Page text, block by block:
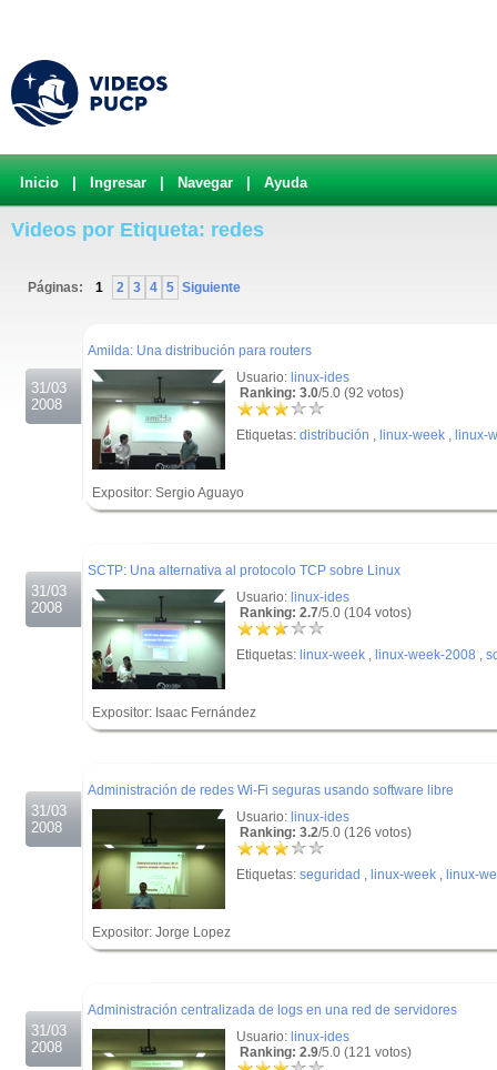
Inicio Ingresar Navegar Ayuda
Videos por Etiqueta: redes
Páginas: 1 2 3 4 5 Siguiente
31/03
2008
Amilda: Una distribución para routers
Usuario: linux-ides
Ranking: 3.0/5.0 (92 votos)
Etiquetas: distribución , linux-week , linux-
Expositor: Sergio Aguayo
31/03
2008
SCTP: Una alternativa al protocolo TCP sobre Linux
Usuario: linux-ides
Ranking: 2.7/5.0 (104 votos)
Etiquetas: linux-week , linux-week-2008 ,
Expositor: Isaac Fernández
31/03
2008
Administración de redes Wi-Fi seguras usando software libre
Usuario: linux-ides
Ranking: 3.2/5.0 (126 votos)
Etiquetas: seguridad , linux-week , linux-
Expositor: Jorge Lopez
31/03
2008
Administración centralizada de logs en una red de servidores
Usuario: linux-ides
Ranking: 2.9/5.0 (121 votos)